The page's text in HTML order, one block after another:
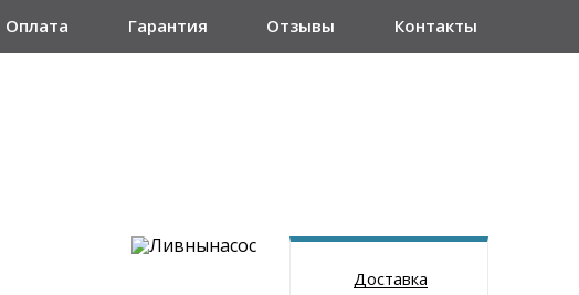
Оплата Гарантия Отзывы Контакты
Доставка